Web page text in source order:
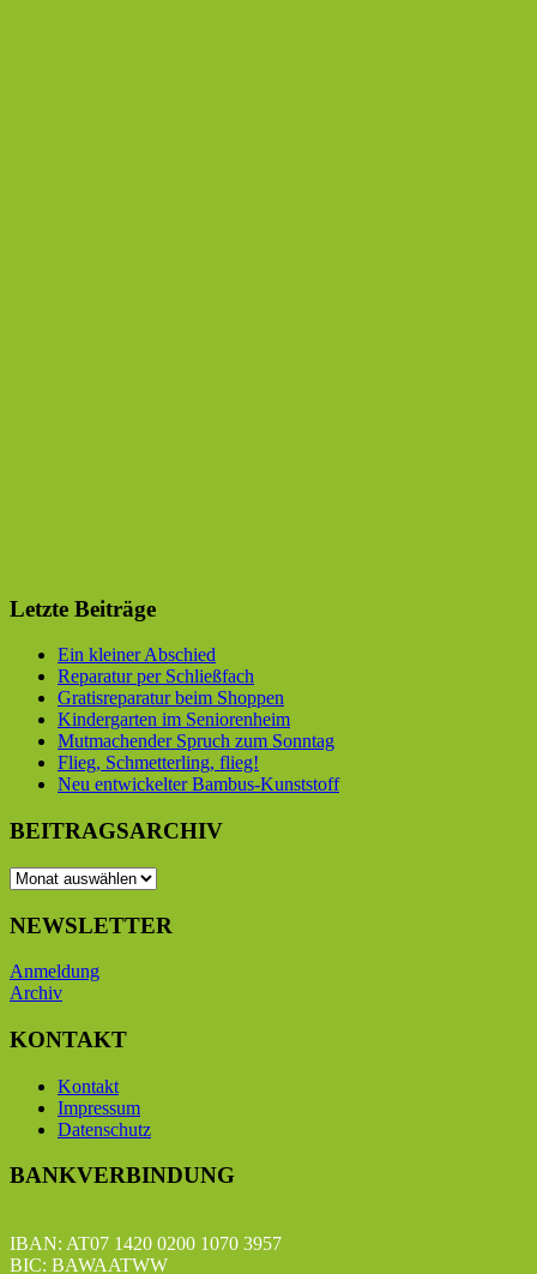
Letzte Beiträge
Ein kleiner Abschied
Reparatur per Schließfach
Gratisreparatur beim Shoppen
Kindergarten im Seniorenheim
Mutmachender Spruch zum Sonntag
Flieg, Schmetterling, flieg!
Neu entwickelter Bambus-Kunststoff
BEITRAGSARCHIV
BEITRAGSARCHIV
NEWSLETTER
Anmeldung
Archiv
KONTAKT
Kontakt
Impressum
Datenschutz
BANKVERBINDUNG
IBAN: AT07 1420 0200 1070 3957
BIC: BAWAATWW